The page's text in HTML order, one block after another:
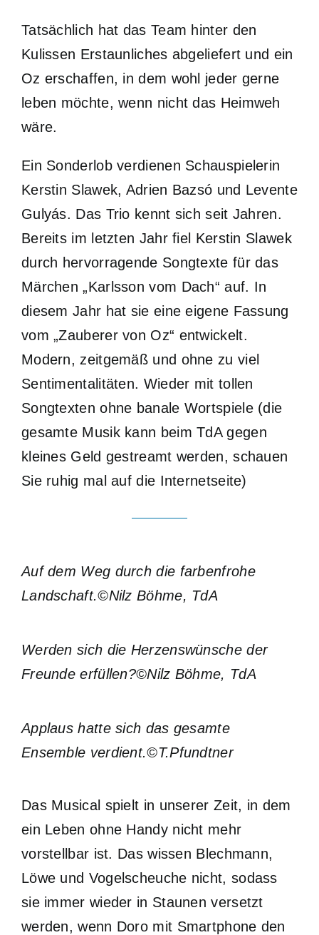
Tatsächlich hat das Team hinter den
Kulissen Erstaunliches abgeliefert und ein
Oz erschaffen, in dem wohl jeder gerne
leben möchte, wenn nicht das Heimweh
wäre.
Ein Sonderlob verdienen Schauspielerin
Kerstin Slawek, Adrien Bazsó und Levente
Gulyás. Das Trio kennt sich seit Jahren.
Bereits im letzten Jahr fiel Kerstin Slawek
durch hervorragende Songtexte für das
Märchen „Karlsson vom Dach“ auf. In
diesem Jahr hat sie eine eigene Fassung
vom „Zauberer von Oz“ entwickelt.
Modern, zeitgemäß und ohne zu viel
Sentimentalitäten. Wieder mit tollen
Songtexten ohne banale Wortspiele (die
gesamte Musik kann beim TdA gegen
kleines Geld gestreamt werden, schauen
Sie ruhig mal auf die Internetseite)
Auf dem Weg durch die farbenfrohe
Landschaft.©Nilz Böhme, TdA
Werden sich die Herzenswünsche der
Freunde erfüllen?©Nilz Böhme, TdA
Applaus hatte sich das gesamte
Ensemble verdient.©T.Pfundtner
Das Musical spielt in unserer Zeit, in dem
ein Leben ohne Handy nicht mehr
vorstellbar ist. Das wissen Blechmann,
Löwe und Vogelscheuche nicht, sodass
sie immer wieder in Staunen versetzt
werden, wenn Doro mit Smartphone den